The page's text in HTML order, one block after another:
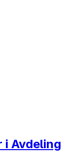
i Avdeling